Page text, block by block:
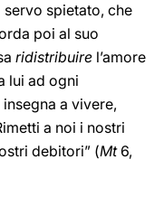
spietato, che
poi al suo
ridistribuire l’amore
lui ad ogni
a vivere,
a noi i nostri
debitori” (Mt6,